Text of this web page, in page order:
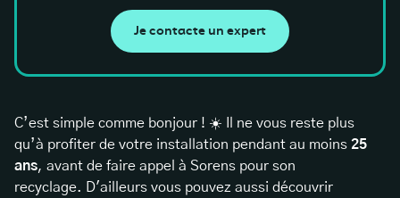
Je contacte un expert
C’est simple comme bonjour ! ☀️ Il ne vous reste plus
qu’à profiter de votre installation pendant au moins 25
ans, avant de faire appel à Sorens pour son
recyclage. D'ailleurs vous pouvez aussi découvrir